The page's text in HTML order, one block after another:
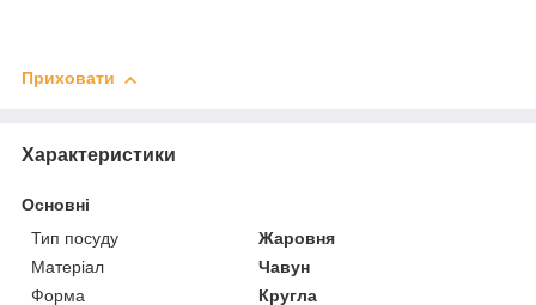
Приховати
Характеристики
Основні
Тип посуду
Жаровня
Матеріал
Чавун
Форма
Кругла